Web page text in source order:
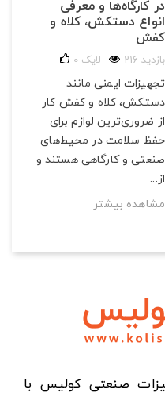
در کارگاه‌ها و معرفی
انواع دستکش، کلاه و
کفش
216 بازدید 0 لایک
تجهیزات ایمنی مانند
دستکش، کلاه و کفش کار
از ضروری‌ترین لوازم برای
حفظ سلامت در محیط‌های
صنعتی و کارگاهی هستند و
از...
مشاهده بیشتر
صنعتی کولیس با